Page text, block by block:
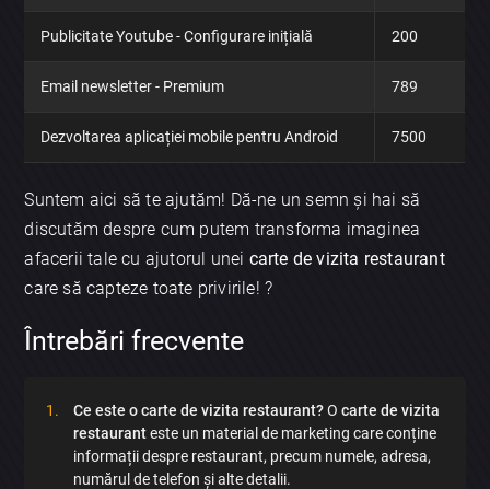
Publicitate Youtube - Configurare inițială 200
Email newsletter - Premium 789
Dezvoltarea aplicației mobile pentru Android 7500
Suntem aici să te ajutăm! Dă-ne un semn și hai să
discutăm despre cum putem transforma imaginea
afacerii tale cu ajutorul unei carte de vizita restaurant
care să capteze toate privirile! ?
Întrebări frecvente
Ce este o carte de vizita restaurant?Ocarte de vizita
restauranteste un material de marketing care conține
informații despre restaurant, precum numele, adresa,
numărul de telefon și alte detalii.
Discută aplicația
Trimite